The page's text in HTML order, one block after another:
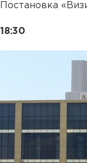
Постановка
18:30